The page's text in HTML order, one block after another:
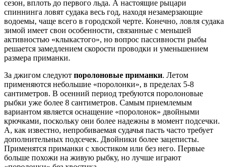
сезон, вплоть до первого льда. А настоящие рыцари
спиннинга ловят судака весь год, находя незамерзающие
водоемы, чаще всего в городской черте. Конечно, ловля судака
зимой имеет свои особенности, связанные с меньшей
активностью «клыкастого», но вопрос пассивности рыбы
решается замедлением скорости проводки и уменьшением
размера приманки.
За джигом следуют поролоновые приманки. Летом
применяются небольшие «поролонки», в пределах 5-8
сантиметров. В осенний период требуются поролоновые
рыбки уже более 8 сантиметров. Самым приемлемым
вариантом является оснащение «поролонок» двойными
крючками, поскольку они более надежны в момент подсечки.
А, как известно, непробиваемая судачья пасть часто требует
дополнительных подсечек. Двойники более зацеписты.
Применятся приманки с хвостиком или без него. Первые
больше похожи на живую рыбку, но лучше играют